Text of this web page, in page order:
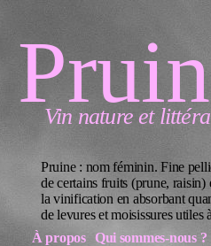
Vin nature et
Pruine : nom féminin. Fine
de certains fruits (prune, raisin)
la vinification en absorbant
de levures et moisissures utiles
À propos
Qui sommes-nous ?